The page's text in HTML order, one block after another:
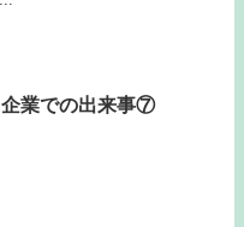
企業での出来事⑦